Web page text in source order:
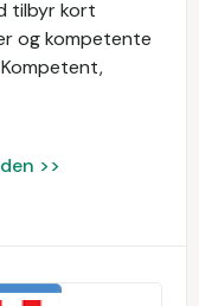
tilbyr kort
og kompetente
>>